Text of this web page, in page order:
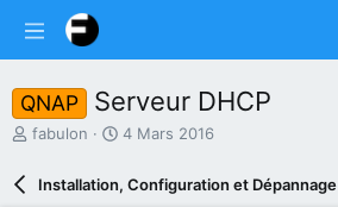
QNAP Serveur DHCP
A
e
fabulon
D
e
4 Mars 2016
Installation, Configuration et Dépannage